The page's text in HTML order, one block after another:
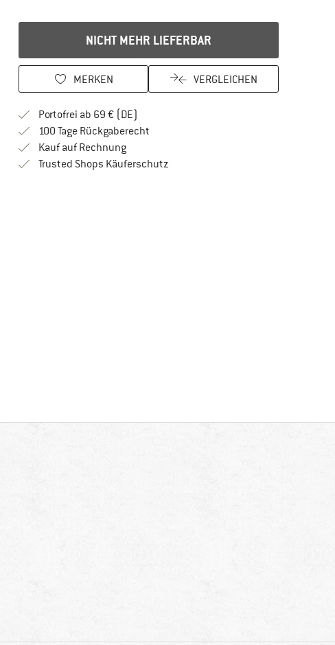
NICHT MEHR LIEFERBAR
MERKEN VERGLEICHEN
Portofrei ab 69 € (DE)
100 Tage RückgaberechtGehe hier zu den Rückgabe-Richtlinien
Kauf auf RechnungFinde die Zahlungs-Infos hier! Öffnet sich in
Trusted Shops KäuferschutzFinde alle Infos hier!